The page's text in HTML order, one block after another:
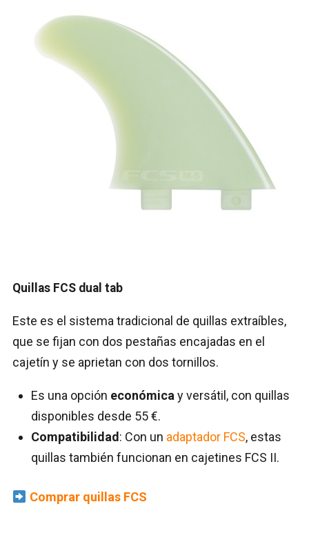
Quillas FCS dual tab
Este es el sistema tradicional de quillas extraíbles,
que se fijan con dos pestañas encajadas en el
cajetín y se aprietan con dos tornillos.
Es una opción económica y versátil, con quillas
disponibles desde 55 €.
Compatibilidad : Con un adaptador FCS, estas
quillas también funcionan en cajetines FCS II.
Comprar quillas FCS